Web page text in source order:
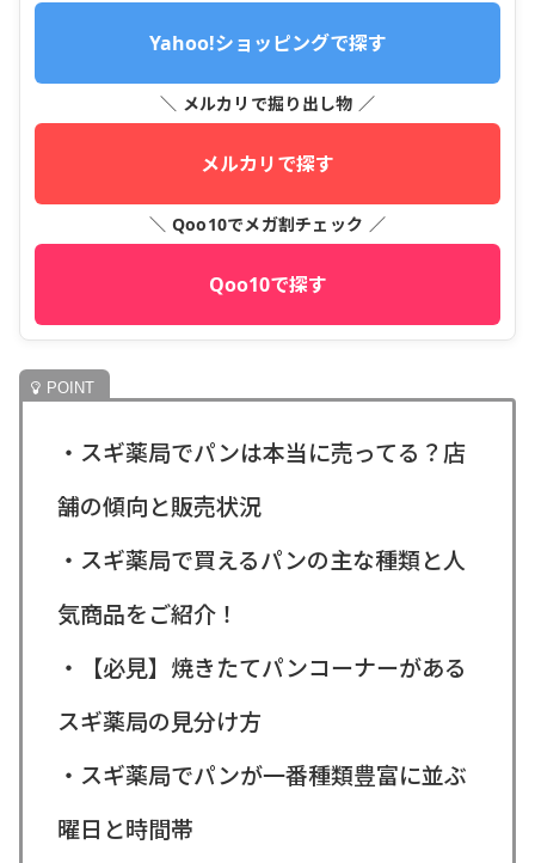
Yahoo!ショッピングで探す
＼ メルカリで掘り出し物 ／
メルカリで探す
＼ Qoo10でメガ割チェック ／
Qoo10で探す
・スギ薬局でパンは本当に売ってる？店
舗の傾向と販売状況
・スギ薬局で買えるパンの主な種類と人
気商品をご紹介！
・【必見】焼きたてパンコーナーがある
スギ薬局の見分け方
・スギ薬局でパンが一番種類豊富に並ぶ
曜日と時間帯